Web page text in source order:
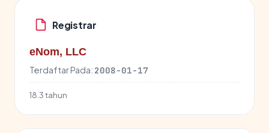
Registrar
eNom, LLC
Terdaftar Pada: 2008-01-17
18.3 tahun